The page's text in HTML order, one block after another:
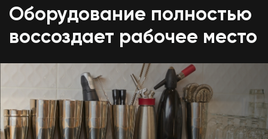
Оборудование полностью
воссоздает рабочее место